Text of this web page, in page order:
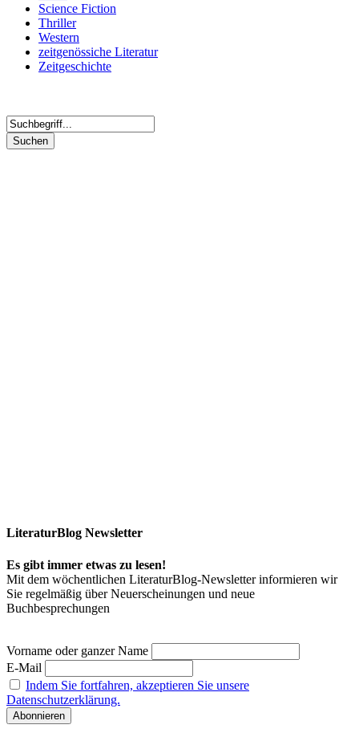
Science Fiction
Thriller
Western
zeitgenössiche Literatur
Zeitgeschichte
LiteraturBlog Newsletter
Es gibt immer etwas zu lesen!
Mit dem wöchentlichen LiteraturBlog-Newsletter informieren wir
Sie regelmäßig über Neuerscheinungen und neue
Buchbesprechungen
Vorname oder ganzer Name
E-Mail
Indem Sie fortfahren, akzeptieren Sie unsere
Datenschutzerklärung.